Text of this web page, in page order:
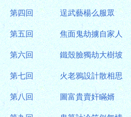
第四回 逞武藝楊么服眾
第五回 焦面鬼劫擄自家人
第六回 鐵殼臉獨劫大樹坡
第七回 火老鴉設計散相思
第八回 圖富貴賣奸瞞婿